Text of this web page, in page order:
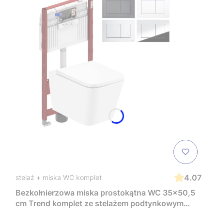
stelaż + miska WC komplet
4.07
Bezkołnierzowa miska prostokątna WC 35x50,5
cm Trend komplet ze stelażem podtynkowym